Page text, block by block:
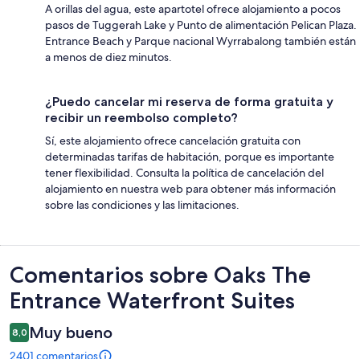
A orillas del agua, este apartotel ofrece alojamiento a pocos
pasos de Tuggerah Lake y Punto de alimentación Pelican Plaza.
Entrance Beach y Parque nacional Wyrrabalong también están
a menos de diez minutos.
¿Puedo cancelar mi reserva de forma gratuita y
recibir un reembolso completo?
Sí, este alojamiento ofrece cancelación gratuita con
determinadas tarifas de habitación, porque es importante
tener flexibilidad. Consulta la política de cancelación del
alojamiento en nuestra web para obtener más información
sobre las condiciones y las limitaciones.
Comentarios
Comentarios sobre Oaks The
Entrance Waterfront Suites
8,0 Muy bueno
2401 comentarios